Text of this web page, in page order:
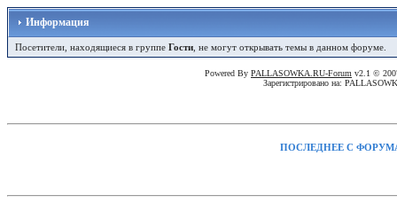
Информация
Посетители, находящиеся в группе Гости , не могут открывать темы в данном форуме.
Powered By PALLASOWKA.RU-Forum v2.1 ©
Зарегистрировано на:
ПОСЛЕДНЕЕ С